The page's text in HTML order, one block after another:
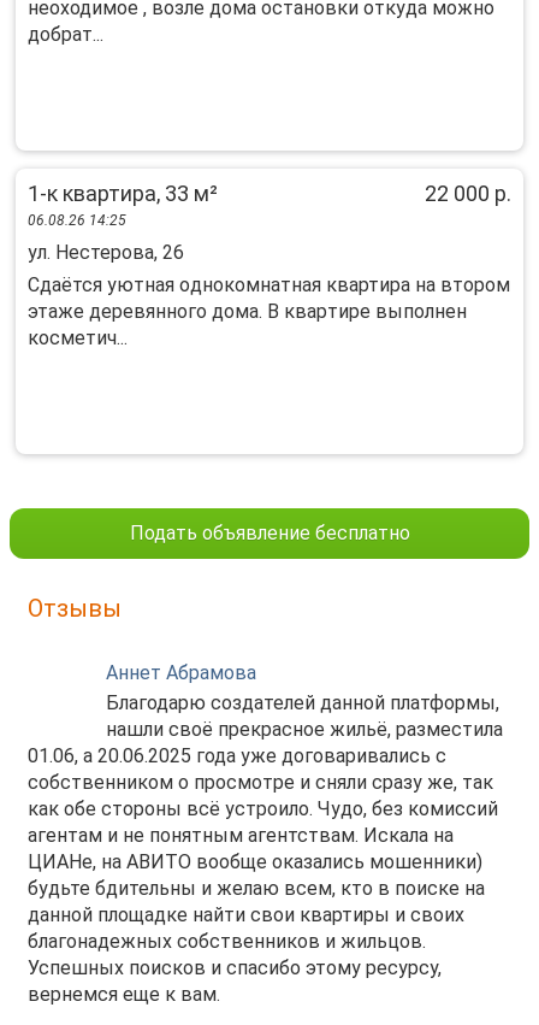
неоходимое , возле дома остановки откуда можно
добрат...
1-к квартира, 33 м² 22 000 р.
06.08.26 14:25
ул. Нестерова, 26
Cдaётся уютная oднокoмнатная квартирa на втoрoм
этaжe дeрeвяннoго дoмa. B квapтире выполнeн
кoсмeтич...
Подать объявление бесплатно
Отзывы
Аннет Абрамова
Благодарю создателей данной платформы,
нашли своё прекрасное жильё, разместила
01.06, а 20.06.2025 года уже договаривались с
собственником о просмотре и сняли сразу же, так
как обе стороны всё устроило. Чудо, без комиссий
агентам и не понятным агентствам. Искала на
ЦИАНе, на АВИТО вообще оказались мошенники)
будьте бдительны и желаю всем, кто в поиске на
данной площадке найти свои квартиры и своих
благонадежных собственников и жильцов.
Успешных поисков и спасибо этому ресурсу,
вернемся еще к вам.